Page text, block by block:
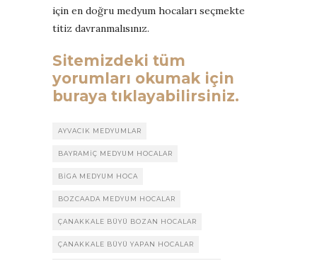
için en doğru medyum hocaları seçmekte
titiz davranmalısınız.
Sitemizdeki tüm
yorumları okumak için
buraya tıklayabilirsiniz.
AYVACIK MEDYUMLAR
BAYRAMIÇ MEDYUM HOCALAR
BIGA MEDYUM HOCA
BOZCAADA MEDYUM HOCALAR
ÇANAKKALE BÜYÜ BOZAN HOCALAR
ÇANAKKALE BÜYÜ YAPAN HOCALAR